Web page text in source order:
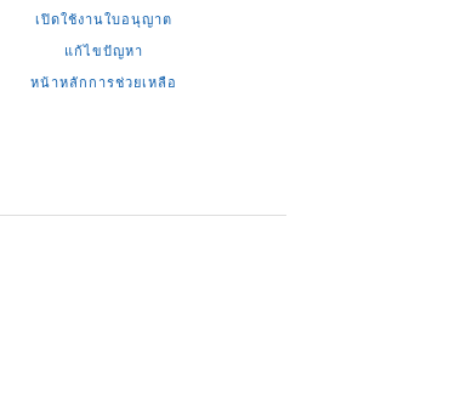
เปิดใช้งานใบอนุญาต
แก้ไขปัญหา
หน้าหลักการช่วยเหลือ